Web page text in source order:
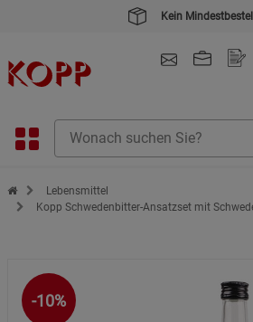
Kein
Zur Startseite des Kopp Verlag Online-Shop
Lebensmittel
Kopp Schwedenbitter-Ansatzset mit
-10%